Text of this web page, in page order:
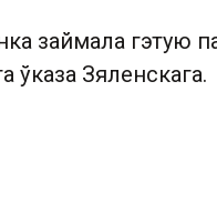
займала гэтую
ўказа Зяленскага.